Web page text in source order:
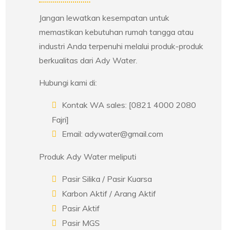
Jangan lewatkan kesempatan untuk
memastikan kebutuhan rumah tangga atau
industri Anda terpenuhi melalui produk-produk
berkualitas dari Ady Water.
Hubungi kami di:
Kontak WA sales: [0821 4000 2080
Fajri]
Email: adywater@gmail.com
Produk Ady Water meliputi
Pasir Silika / Pasir Kuarsa
Karbon Aktif / Arang Aktif
Pasir Aktif
Pasir MGS